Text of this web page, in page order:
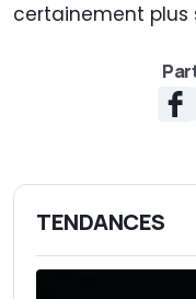
certainement plus
TENDANCES